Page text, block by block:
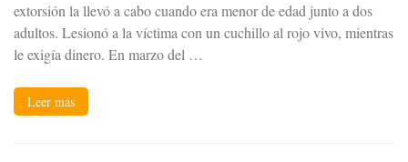
extorsión la llevó a cabo cuando era menor de edad junto a dos
adultos. Lesionó a la víctima con un cuchillo al rojo vivo, mientras
le exigía dinero. En marzo del …
Leer más